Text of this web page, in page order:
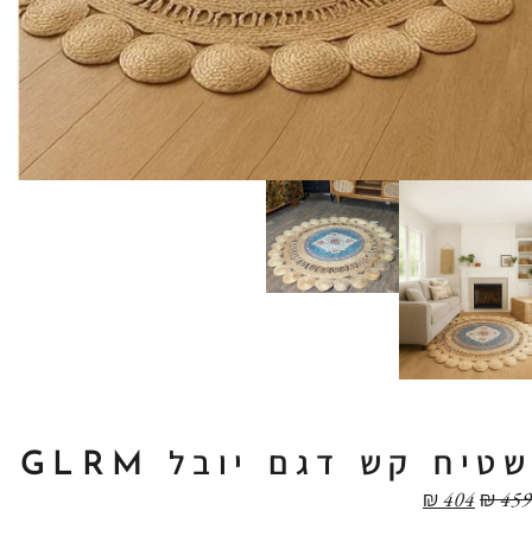
שטיח קש דגם יובל GLRM
₪459
₪404